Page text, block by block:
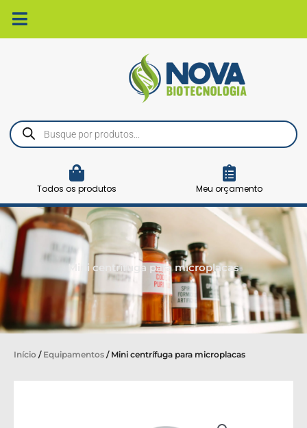
para
o
Pesquisar
produtos
Todos os produtos Meu orçamento
Mini centrífuga para microplacas
Início / Equipamentos / Mini centrífuga para microplacas